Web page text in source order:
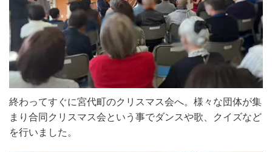
終わってすぐに宮代町のクリスマス会へ。様々な団体が集
まり合同クリスマス会という事でダンスや歌、クイズなど
を行いました。